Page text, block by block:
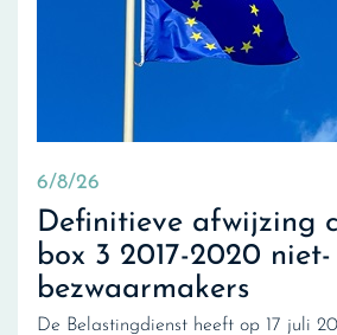
6/8/26
Definitieve afwijzing
box 3 2017-2020 niet-
bezwaarmakers
De Belastingdienst heeft op 17 juli